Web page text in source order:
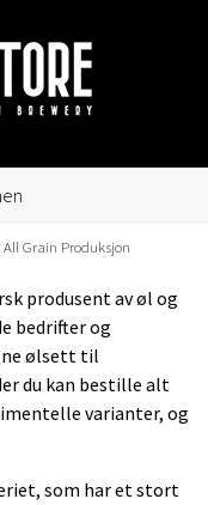
Grain Produksjon
produsent av øl og
bedrifter og
ølsett til
du kan bestille alt
varianter, og
som har et stort